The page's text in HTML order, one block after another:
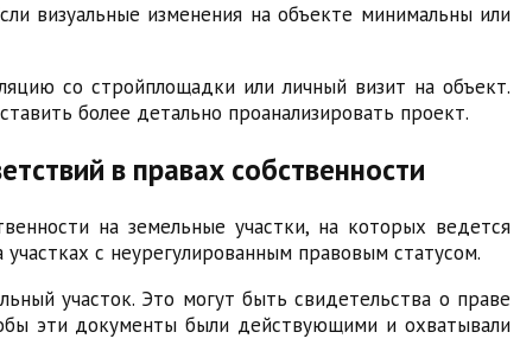
визуальные изменения на объекте минимальны или
со стройплощадки или личный визит на объект.
более детально проанализировать проект.
в правах собственности
на земельные участки, на которых ведется
с неурегулированным правовым статусом.
участок. Это могут быть свидетельства о праве
эти документы были действующими и охватывали